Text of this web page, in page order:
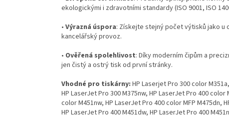
ekologickými i zdravotními standardy (ISO 9001, ISO
• Výrazná úspora: Získejte stejný počet výtisků jako u
kancelářský provoz.
• Ověřená spolehlivost: Díky moderním čipům a
jen čistý a ostrý tisk od první stránky.
Vhodné pro tiskárny: HP Laserjet Pro 300 color
HP LaserJet Pro 300 M375nw, HP LaserJet Pro 400
color M451nw, HP LaserJet Pro 400 color MFP M475dn,
HP LaserJet Pro 400 M451dw, HP LaserJet Pro 400